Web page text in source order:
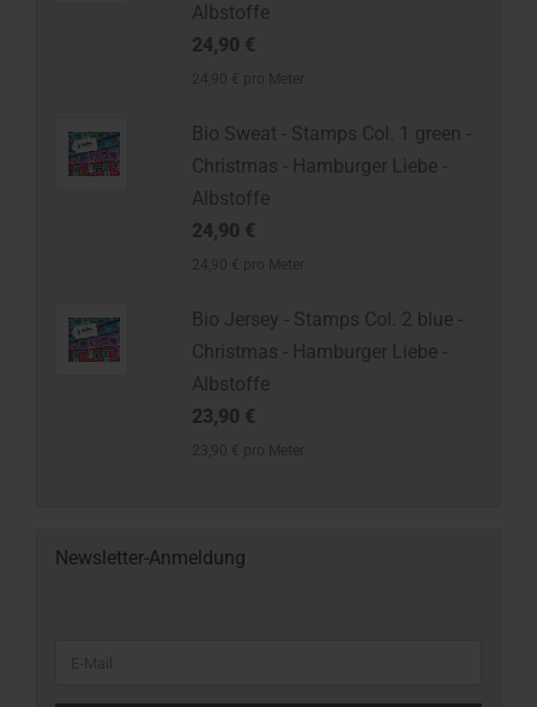
Albstoffe
24,90 €
Bio Sweat - Stamps Col. 1 green -
Christmas - Hamburger Liebe -
Albstoffe
24,90 €
Bio Jersey - Stamps Col. 2 blue -
Christmas - Hamburger Liebe -
Albstoffe
23,90 €
Newsletter-Anmeldung